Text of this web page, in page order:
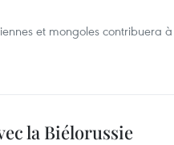
et mongoles contribuera à
la Biélorussie